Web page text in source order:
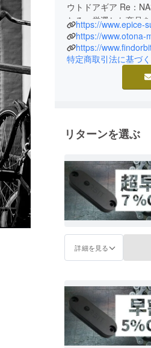
ウトドアギア Re：
https://www.epice-
https://www.otona-
https://
特定商取引法に基づ
リターンを選ぶ
詳細を見る